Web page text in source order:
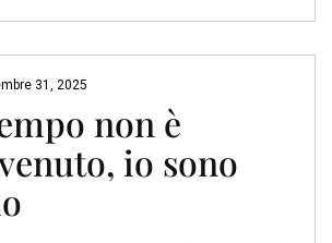
31, 2025
non è
io sono